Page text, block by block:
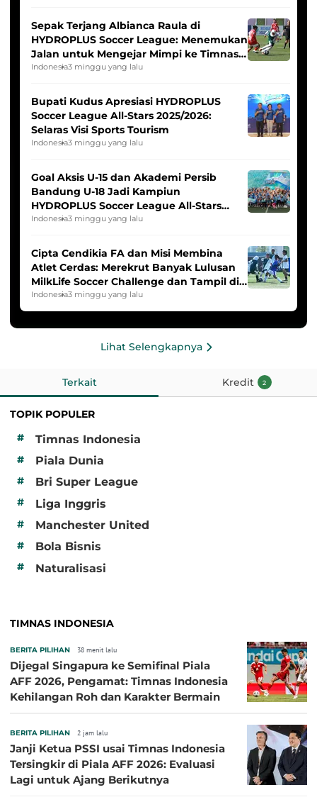
Sepak Terjang Albianca Raula di
HYDROPLUS Soccer League: Menemukan
Jalan untuk Mengejar Mimpi ke Timnas
Indonesia Putri
Indonesia3 minggu yang lalu
Bupati Kudus Apresiasi HYDROPLUS
Soccer League All-Stars 2025/2026:
Selaras Visi Sports Tourism
Indonesia3 minggu yang lalu
Goal Aksis U-15 dan Akademi Persib
Bandung U-18 Jadi Kampiun
HYDROPLUS Soccer League All-Stars
2025/2026
Indonesia3 minggu yang lalu
Cipta Cendikia FA dan Misi Membina
Atlet Cerdas: Merekrut Banyak Lulusan
MilkLife Soccer Challenge dan Tampil di
HYDROPLUS Soccer League
Indonesia3 minggu yang lalu
Lihat Selengkapnya
Terkait Kredit 2
TOPIK POPULER
#
Timnas Indonesia
# Piala Dunia
# Bri Super League
# Liga Inggris
# Manchester United
# Bola Bisnis
# Naturalisasi
TIMNAS INDONESIA
BERITA PILIHAN 38 menit lalu
Dijegal Singapura ke Semifinal Piala
AFF 2026, Pengamat: Timnas Indonesia
Kehilangan Roh dan Karakter Bermain
BERITA PILIHAN 2 jam lalu
Janji Ketua PSSI usai Timnas Indonesia
Tersingkir di Piala AFF 2026: Evaluasi
Lagi untuk Ajang Berikutnya